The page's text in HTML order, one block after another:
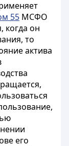
55 МСФО
когда он
то
актива
его